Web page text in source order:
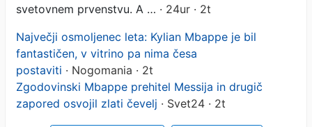
svetovnem prvenstvu. A … · 24ur · 2t
Največji osmoljenec leta: Kylian Mbappe je bil
fantastičen, v vitrino pa nima česa
postaviti · Nogomania · 2t
Zgodovinski Mbappe prehitel Messija in drugič
zapored osvojil zlati čevelj · Svet24 · 2t